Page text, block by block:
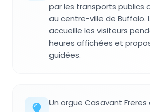
par les transports publics
au centre-ville de Buffalo.
accueille les visiteurs
heures affichées et
guidées.
Un orgue Casavant